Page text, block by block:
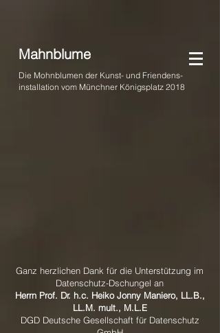
Mahnblume
Die Mohnblumen der Kunst- und Friendens-
installation vom Münchner Königsplatz 2018
Ganz herzlichen Dank für die Unterstützung im
Datenschutz-Dschungel an
Herrn Prof. Dr. h.c. Heiko Jonny Maniero, LL.B.,
LL.M. mult., M.L.E
DGD Deutsche Gesellschaft für Datenschutz